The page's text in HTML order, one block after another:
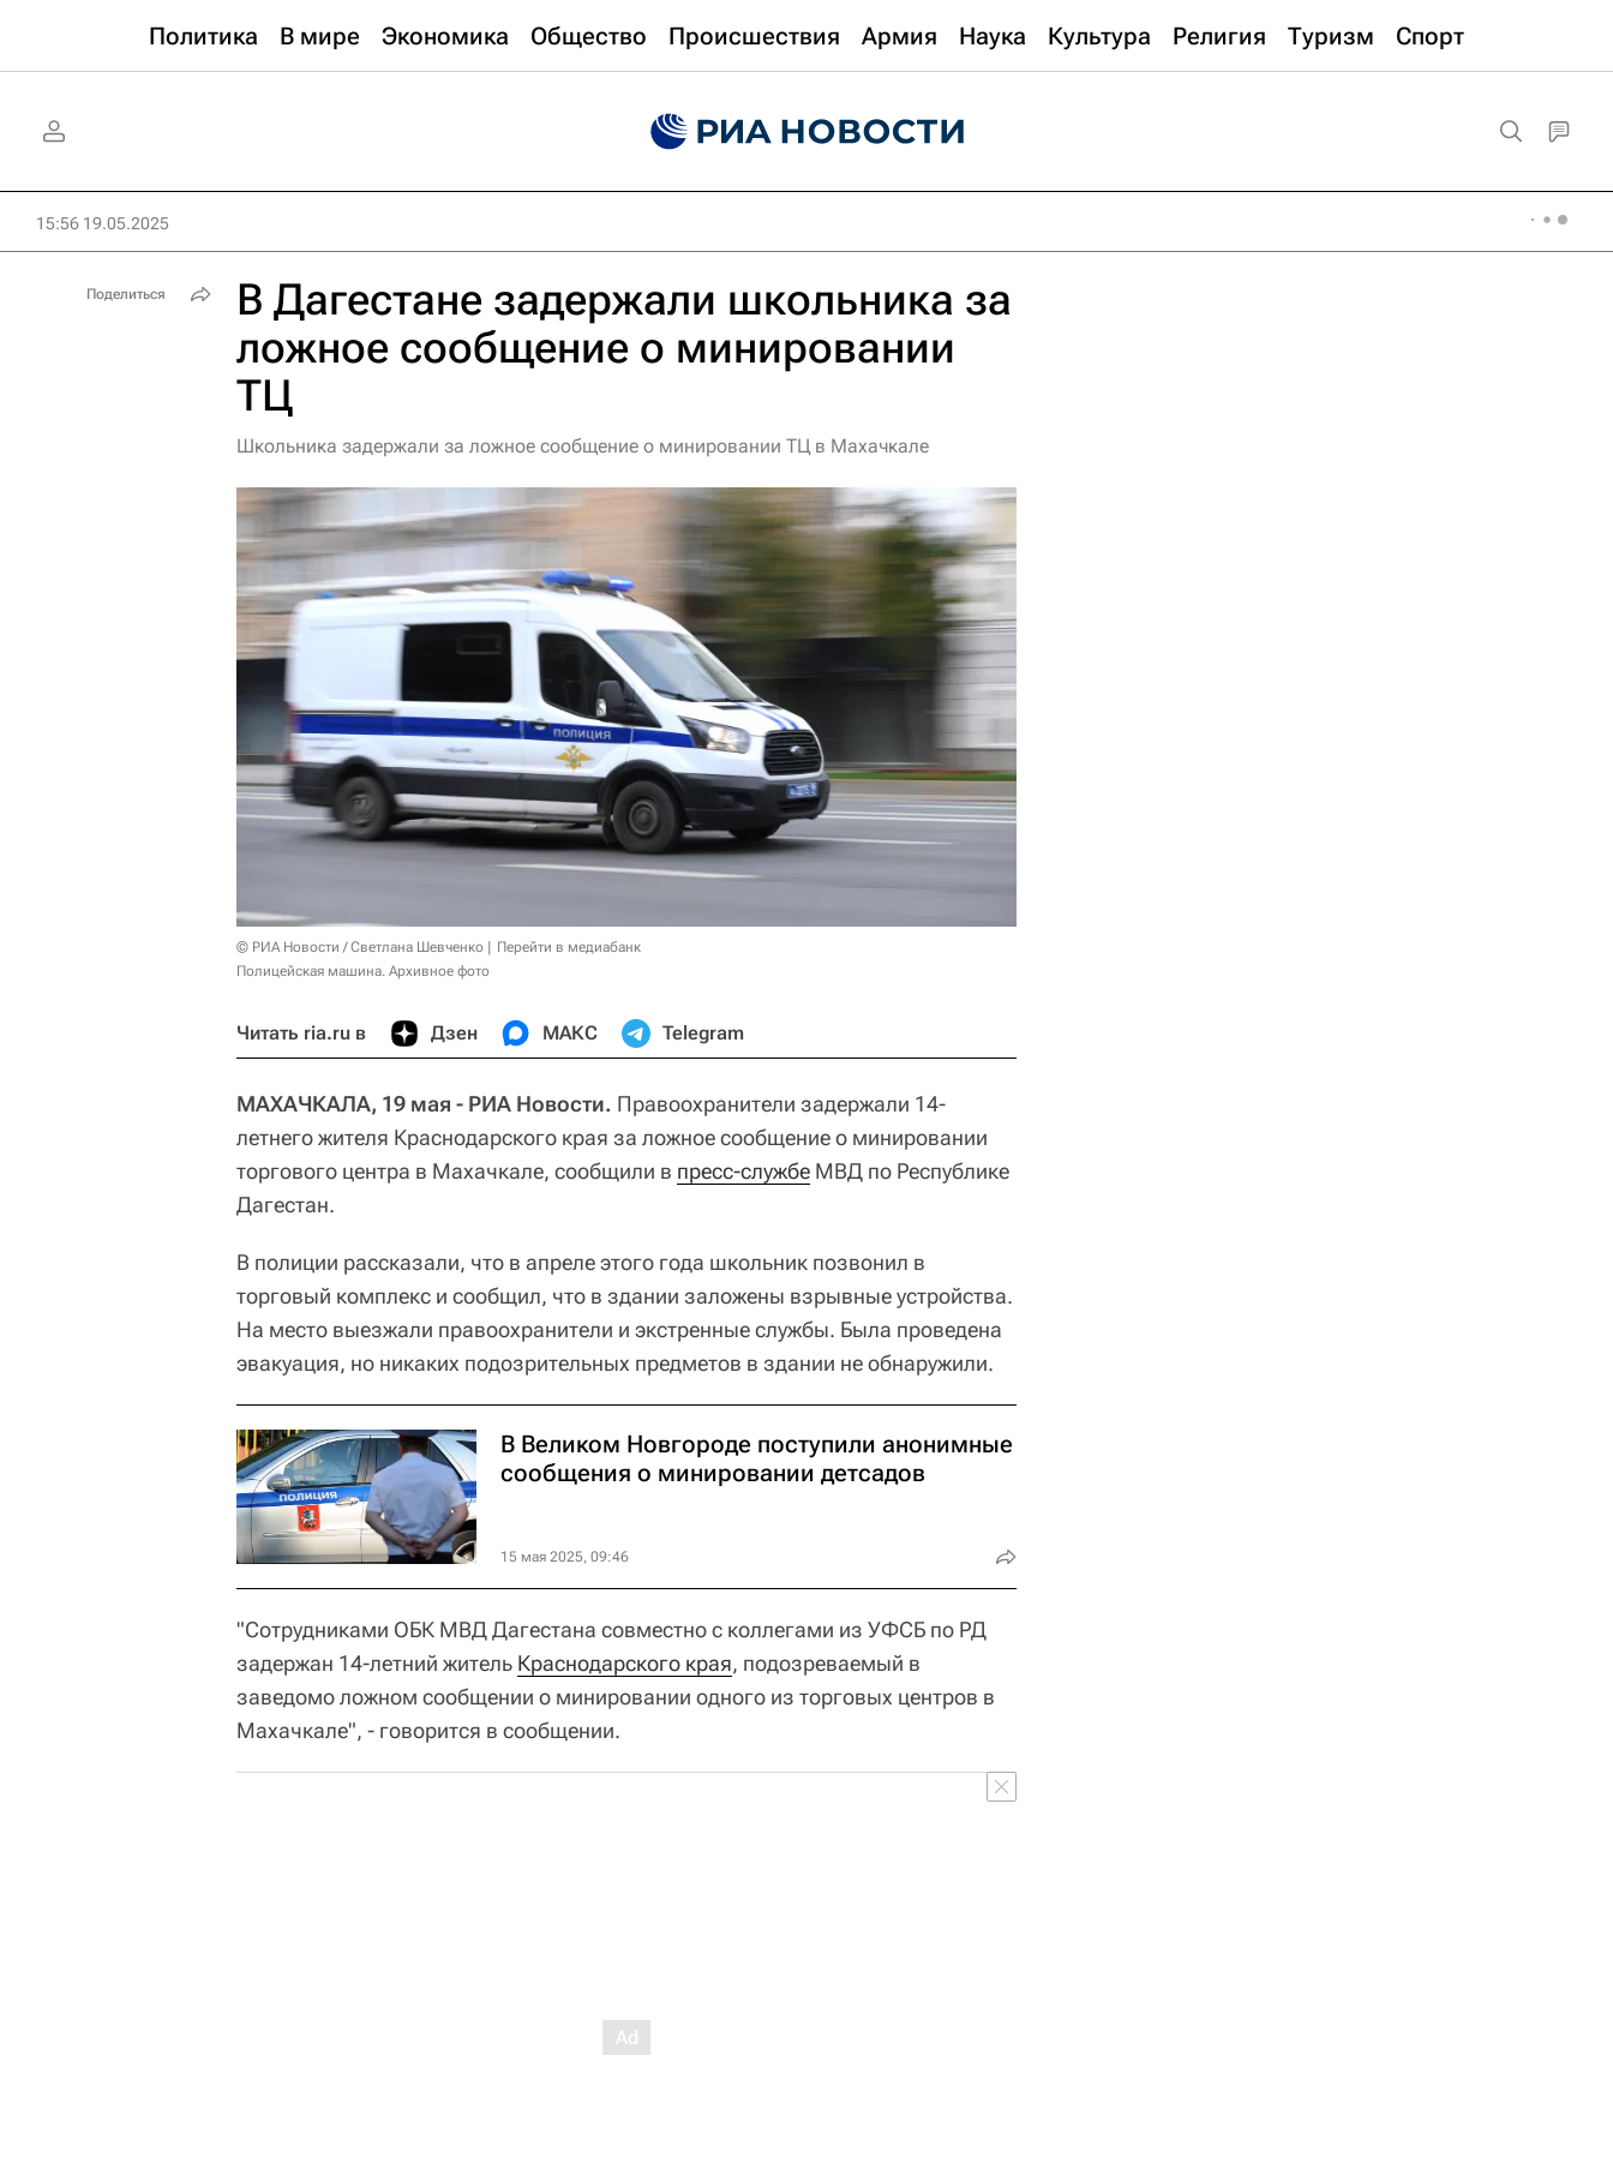
Политика В мире Экономика Общество Происшествия Армия Наука Культура Религия Туризм Спорт
15:56 19.05.2025
В Дагестане задержали школьника за
ложное сообщение о минировании
ТЦ
Школьника задержали за ложное сообщение о минировании ТЦ в Махачкале
© РИА Новости / Светлана Шевченко
Перейти в медиабанк
Полицейская машина. Архивное фото
Читать ria.ru в Дзен МАКС Telegram
МАХАЧКАЛА, 19 мая - РИА Новости. Правоохранители задержали 14-
летнего жителя Краснодарского края за ложное сообщение о минировании
торгового центра в Махачкале, сообщили в пресс-службе МВД по Республике
Дагестан.
В полиции рассказали, что в апреле этого года школьник позвонил в
торговый комплекс и сообщил, что в здании заложены взрывные устройства.
На место выезжали правоохранители и экстренные службы. Была проведена
эвакуация, но никаких подозрительных предметов в здании не обнаружили.
В Великом Новгороде поступили анонимные
сообщения о минировании детсадов
15 мая 2025, 09:46
"Сотрудниками ОБК МВД Дагестана совместно с коллегами из УФСБ по РД
задержан 14-летний житель Краснодарского края, подозреваемый в
заведомо ложном сообщении о минировании одного из торговых центров в
Махачкале", - говорится в сообщении.
Поделиться